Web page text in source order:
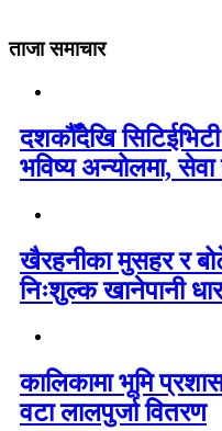
ताजा समाचार
दशकौँदेखि
भविष्य अन्योलमा,
खैरहनीका मुसहर र
निःशुल्क खानेपानी
कालिकामा भूमि
वटा लालपुर्जा वितरण